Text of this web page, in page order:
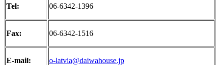
Tel: 06-6342-1396
Fax: 06-6342-1516
E-mail: o-latvia@daiwahouse.jp